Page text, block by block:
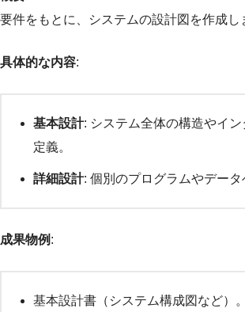
要件をもとに、システムの設計図を作成し
具体的な内容:
基本設計: システム全体の構造やイ
定義。
詳細設計: 個別のプログラムやデータ
成果物例 :
基本設計書（システム構成図など）。